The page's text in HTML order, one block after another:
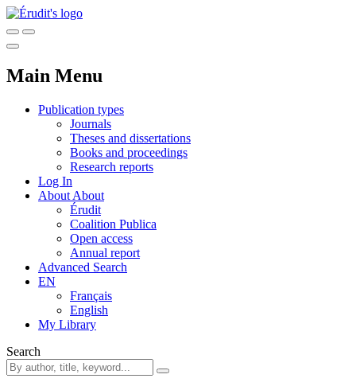
Main Menu
Publication types
Journals
Theses and dissertations
Books and proceedings
Research reports
Log In
About About
Érudit
Coalition Publica
Open access
Annual report
Advanced Search
EN
Français
English
My Library
Search